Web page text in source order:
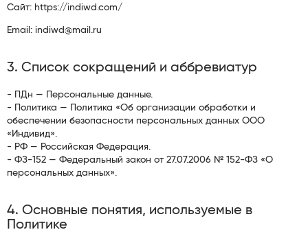
Сайт: https://indiwd.com/
Email: indiwd@mail.ru
3. Список сокращений и аббревиатур
- ПДн — Персональные данные.
- Политика — Политика «Об организации обработки и
обеспечении безопасности персональных данных ООО
«Индивид».
- РФ — Российская Федерация.
- ФЗ-152 — Федеральный закон от 27.07.2006 № 152-ФЗ «О
персональных данных».
4. Основные понятия, используемые в
Политике